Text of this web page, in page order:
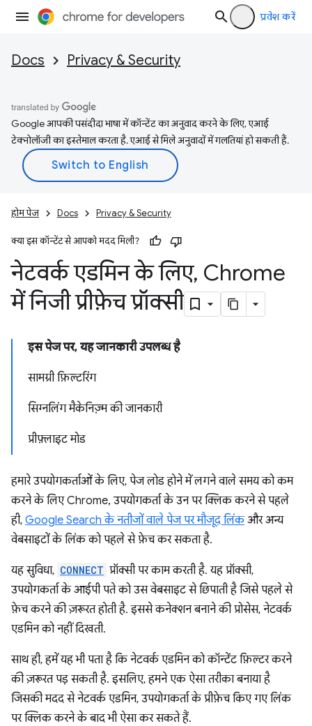
प्रवेश करें
Docs Privacy & Security
Google आपकी पसंदीदा भाषा में कॉन्टेंट का अनुवाद करने के लिए, एआई
टेक्नोलॉजी का इस्तेमाल करता है. एआई से मिले अनुवादों में गलतियां हो सकती हैं.
होम पेज Docs Privacy & Security
क्या इस कॉन्टेंट से आपको मदद मिली?
नेटवर्क एडमिन के लिए, Chrome
में निजी प्रीफ़ेच प्रॉक्सी
इस पेज पर, यह जानकारी उपलब्ध है
सामग्री फ़िल्टरिंग
सिग्नलिंग मैकेनिज़्म की जानकारी
प्रीफ़्लाइट मोड
हमारे उपयोगकर्ताओं के लिए, पेज लोड होने में लगने वाले समय को कम
करने के लिए Chrome, उपयोगकर्ता के उन पर क्लिक करने से पहले
ही, Google Search के नतीजों वाले पेज पर मौजूद लिंकऔर अन्य
वेबसाइटों के लिंक को पहले से फ़ेच कर सकता है.
यह सुविधा, CONNECT प्रॉक्सी पर काम करती है. यह प्रॉक्सी,
उपयोगकर्ता के आईपी पते को उस वेबसाइट से छिपाती है जिसे पहले से
फ़ेच करने की ज़रूरत होती है. इससे कनेक्शन बनाने की प्रोसेस, नेटवर्क
एडमिन को नहीं दिखती.
साथ ही, हमें यह भी पता है कि नेटवर्क एडमिन को कॉन्टेंट फ़िल्टर करने
की ज़रूरत पड़ सकती है. इसलिए, हमने एक ऐसा तरीका बनाया है
जिसकी मदद से नेटवर्क एडमिन, उपयोगकर्ता के प्रीफ़ेच किए गए लिंक
पर क्लिक करने के बाद भी ऐसा कर सकते हैं.